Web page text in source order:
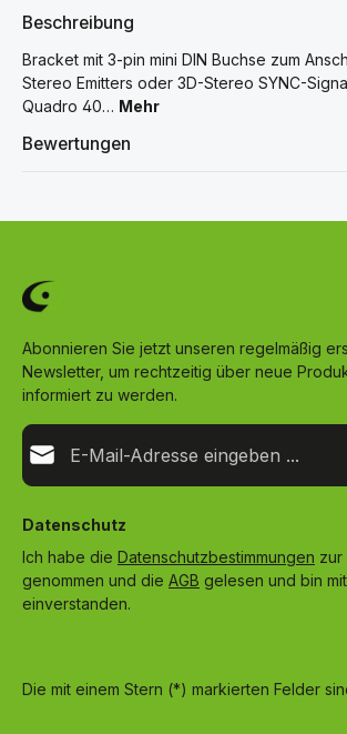
Beschreibung
Bracket mit 3-pin mini DIN Buchse zum
Stereo Emitters oder 3D-Stereo SYNC-
Quadro 40… Mehr
Bewertungen
Abonnieren Sie jetzt unseren regelmäßig
Newsletter, um rechtzeitig über neue
informiert zu werden.
E-Mail-Adresse*
Datenschutz
Ich habe die Datenschutzbestimmungen zur
genommen und die AGB gelesen und bin
einverstanden.
Die mit einem Stern (*) markierten Felder